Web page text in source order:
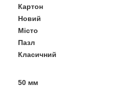
Картон
Новий
Місто
Пазл
Класичний
50 мм